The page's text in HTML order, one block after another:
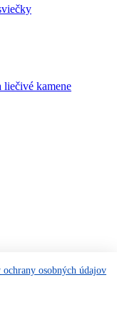
liečivé kamene
ochrany osobných údajov